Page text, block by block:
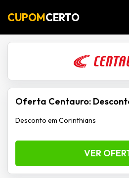
CUPOMCERTO
Oferta Centauro:
Desconto em Corinthians
VER